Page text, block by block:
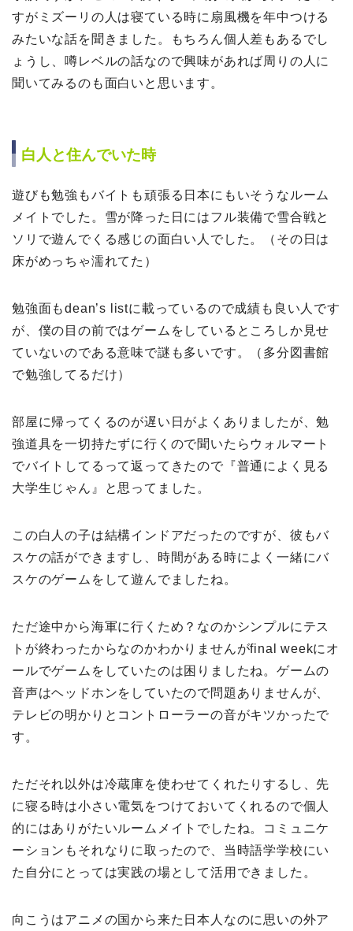
すがミズーリの人は寝ている時に扇風機を年中つける
みたいな話を聞きました。もちろん個人差もあるでし
ょうし、噂レベルの話なので興味があれば周りの人に
聞いてみるのも面白いと思います。
白人と住んでいた時
遊びも勉強もバイトも頑張る日本にもいそうなルーム
メイトでした。雪が降った日にはフル装備で雪合戦と
ソリで遊んでくる感じの面白い人でした。（その日は
床がめっちゃ濡れてた）
勉強面もdean’s listに載っているので成績も良い人です
が、僕の目の前ではゲームをしているところしか見せ
ていないのである意味で謎も多いです。（多分図書館
で勉強してるだけ）
部屋に帰ってくるのが遅い日がよくありましたが、勉
強道具を一切持たずに行くので聞いたらウォルマート
でバイトしてるって返ってきたので『普通によく見る
大学生じゃん 』と思ってました。
この白人の子は結構インドアだったのですが、彼もバ
スケの話ができますし、時間がある時によく一緒にバ
スケのゲームをして遊んでましたね。
ただ途中から海軍に行くため？なのかシンプルにテス
トが終わったからなのかわかりませんがfinal weekにオ
ールでゲームをしていたのは困りましたね。ゲームの
音声はヘッドホンをしていたので問題ありませんが、
テレビの明かりとコントローラーの音がキツかったで
す。
ただそれ以外は冷蔵庫を使わせてくれたりするし、先
に寝る時は小さい電気をつけておいてくれるので個人
的にはありがたいルームメイトでしたね。コミュニケ
ーションもそれなりに取ったので、当時語学学校にい
た自分にとっては実践の場として活用できました。
向こうはアニメの国から来た日本人なのに思いの外ア